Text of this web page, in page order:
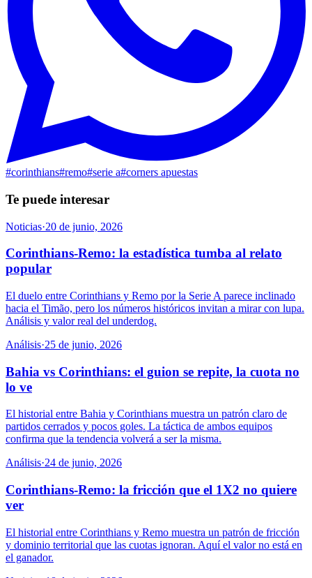
#corinthians#remo#serie a#corners apuestas
Te puede interesar
Noticias·20 de junio, 2026
Corinthians-Remo: la estadística tumba al relato
popular
El duelo entre Corinthians y Remo por la Serie A parece inclinado
hacia el Timão, pero los números históricos invitan a mirar con lupa.
Análisis y valor real del underdog.
Análisis·25 de junio, 2026
Bahia vs Corinthians: el guion se repite, la cuota no
lo ve
El historial entre Bahia y Corinthians muestra un patrón claro de
partidos cerrados y pocos goles. La táctica de ambos equipos
confirma que la tendencia volverá a ser la misma.
Análisis·24 de junio, 2026
Corinthians-Remo: la fricción que el 1X2 no quiere
ver
El historial entre Corinthians y Remo muestra un patrón de fricción
y dominio territorial que las cuotas ignoran. Aquí el valor no está en
el ganador.